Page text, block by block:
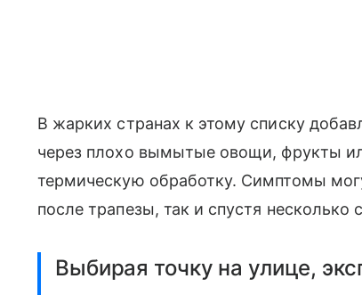
В жарких странах к этому списку
через плохо вымытые овощи, фрукты
термическую обработку. Симптомы
после трапезы, так и спустя несколько
Выбирая точку на улице,